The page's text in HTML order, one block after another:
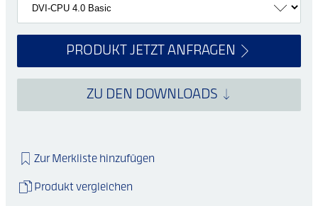
PRODUKT JETZT ANFRAGEN
ZU DEN DOWNLOADS
Zur Merkliste hinzufügen
Produkt vergleichen